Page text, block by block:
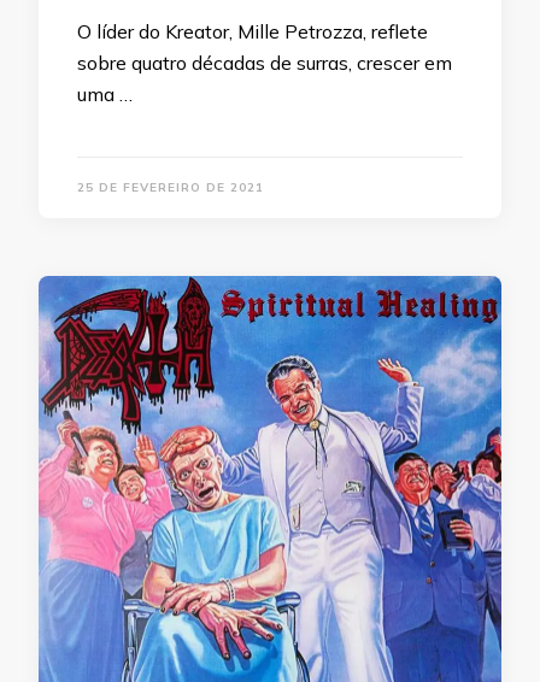
O líder do Kreator, Mille Petrozza, reflete
sobre quatro décadas de surras, crescer em
uma …
25 DE FEVEREIRO DE 2021